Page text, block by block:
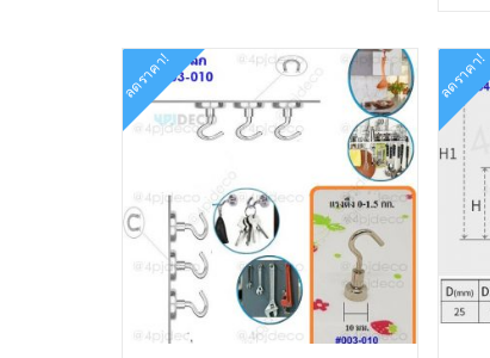
ลดราคา! ลดราคา!